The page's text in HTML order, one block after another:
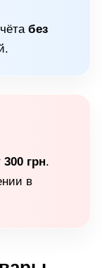
без
300 грн.
в